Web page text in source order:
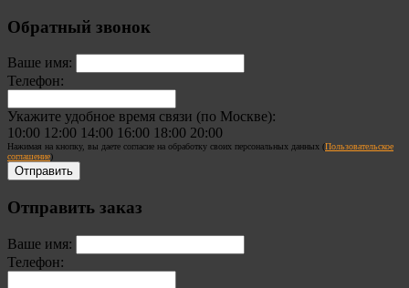
Обратный звонок
Ваше имя:
Телефон:
Укажите удобное время связи (по Москве):
10:00 12:00 14:00 16:00 18:00 20:00
Нажимая на кнопку, вы даете согласие на обработку своих персональных данных (Пользовательское
соглашение)
Отправить заказ
Ваше имя:
Телефон: